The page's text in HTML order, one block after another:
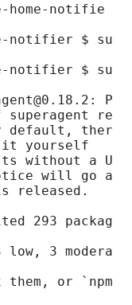
home-notifie
notifier $ su
notifier $ su
P
re
default, ther
it yourself
without a U
will go a
released.
293 packag
3 modera
or `npm